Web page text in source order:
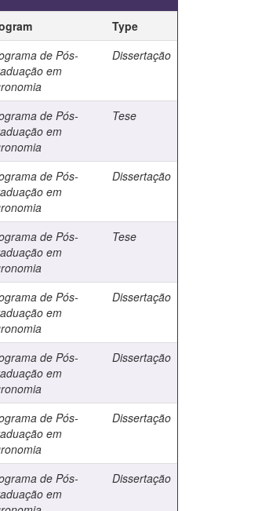
Type
de Pós-
em
Dissertação
de Pós-
em
Tese
de Pós-
em
Dissertação
de Pós-
em
Tese
de Pós-
em
Dissertação
de Pós-
em
Dissertação
de Pós-
em
Dissertação
de Pós-
em
Dissertação